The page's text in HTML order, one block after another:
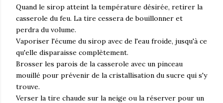
Quand le sirop atteint la température désirée, retirer la
casserole du feu. La tire cessera de bouillonner et
perdra du volume.
Vaporiser l'écume du sirop avec de l'eau froide, jusqu'à ce
qu'elle disparaisse complètement.
Brosser les parois de la casserole avec un pinceau
mouillé pour prévenir de la cristallisation du sucre qui s'y
trouve.
Verser la tire chaude sur la neige ou la réserver pour un